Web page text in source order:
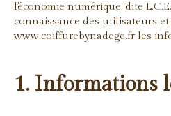
l'économie numérique, dite
connaissance des utilisateurs
www.coiffurebynadege.fr les
1. Informations